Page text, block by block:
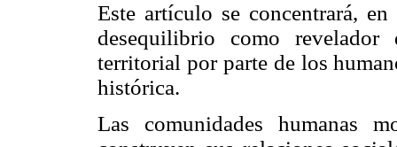
Este artículo se concentrará,
desequilibrio como
territorial por parte de los
histórica.
Las comunidades humanas